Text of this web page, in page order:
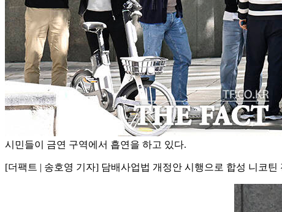
시민들이 금연 구역에서 흡연을 하고 있다.
[더팩트 | 송호영 기자] 담배사업법 개정안 시행으로 합성 니코